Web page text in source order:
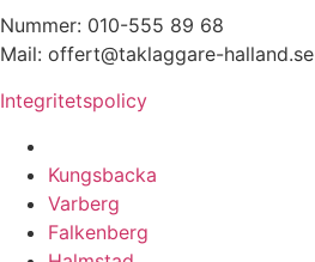
Nummer: 010-555 89 68
Mail: offert@taklaggare-halland.se
Integritetspolicy
Kungsbacka
Varberg
Falkenberg